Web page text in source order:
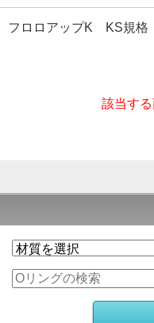
フロロアップK KS規格
該当す